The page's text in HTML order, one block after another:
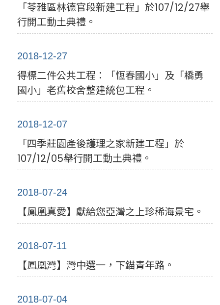
「苓雅區林德官段新建工程」於107/12/27舉
行開工動土典禮。
2018-12-27
得標二件公共工程：「恆春國小」及「橋勇
國小」老舊校舍整建統包工程。
2018-12-07
「四季莊園產後護理之家新建工程」於
107/12/05舉行開工動土典禮。
2018-07-24
【鳳凰真愛】獻給您亞灣之上珍稀海景宅。
2018-07-11
【鳳凰灣】灣中選一，下錨青年路。
2018-07-04